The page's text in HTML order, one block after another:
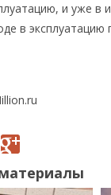
и уже
в